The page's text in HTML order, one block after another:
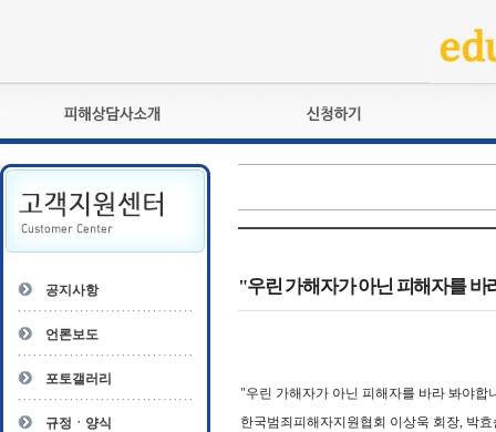
피해상담사란?
자격관리규정
상담사 자격증 확인
- 피해상담사 1급
- 전문수련감독자
- 전문수련기관
교육훈련
자격복원
공지사항
언론보도
포토갤러리
규정ㆍ양식
"우린 가해자가 아닌 피해자를 바
"우린 가해자가 아닌 피해자를 바라 봐야합
한국범죄피해자지원협회 이상욱 회장, 박